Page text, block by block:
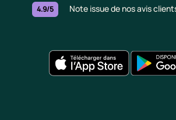
4.9/5 Note issue de nos avis